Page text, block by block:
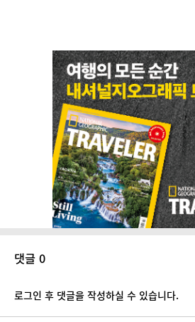
댓글 0
로그인 후 댓글을 작성하실 수 있습니다.